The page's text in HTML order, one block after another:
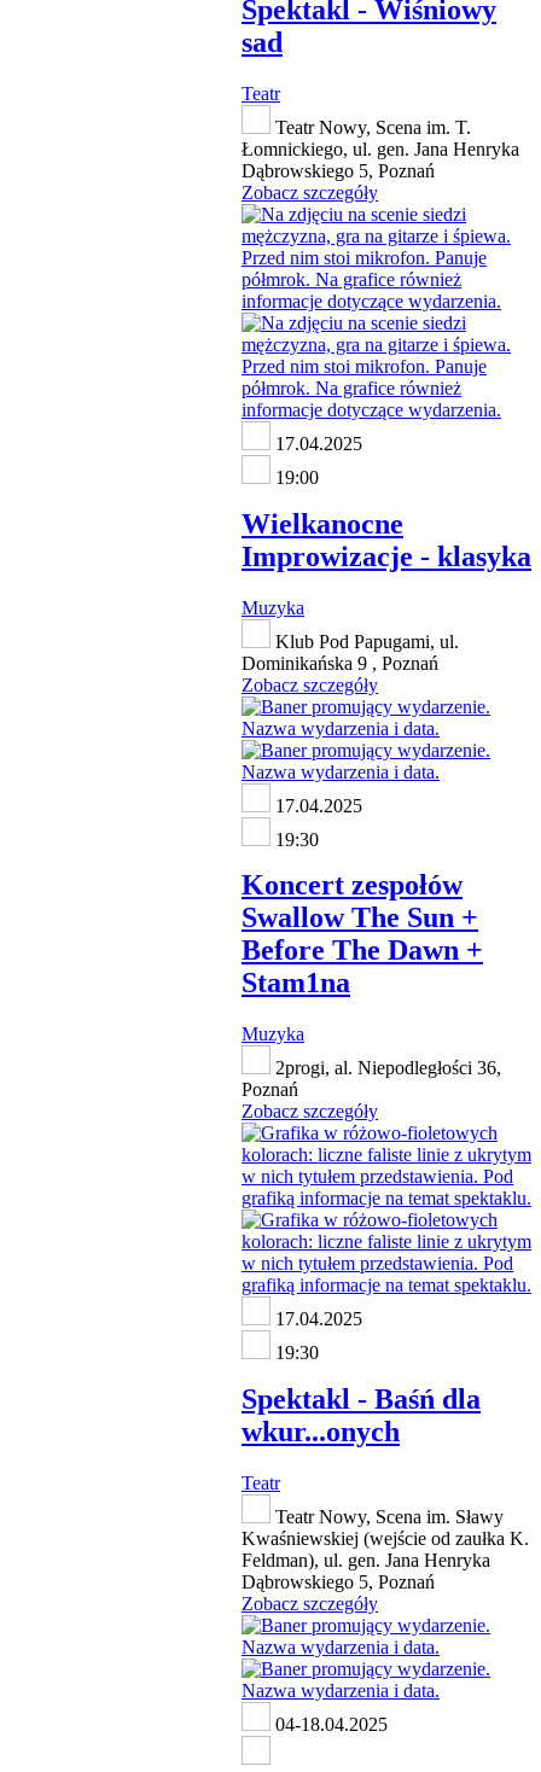
Spektakl - Wiśniowy
sad
Teatr
Teatr Nowy, Scena im. T.
Łomnickiego, ul. gen. Jana Henryka
Dąbrowskiego 5, Poznań
Zobacz szczegóły
17.04.2025
19:00
Wielkanocne
Improwizacje - klasyka
Muzyka
Klub Pod Papugami, ul.
Dominikańska 9 , Poznań
Zobacz szczegóły
17.04.2025
19:30
Koncert zespołów
Swallow The Sun +
Before The Dawn +
Stam1na
Muzyka
2progi, al. Niepodległości 36,
Poznań
Zobacz szczegóły
17.04.2025
19:30
Spektakl - Baśń dla
wkur...onych
Teatr
Teatr Nowy, Scena im. Sławy
Kwaśniewskiej (wejście od zaułka K.
Feldman), ul. gen. Jana Henryka
Dąbrowskiego 5, Poznań
Zobacz szczegóły
04-18.04.2025